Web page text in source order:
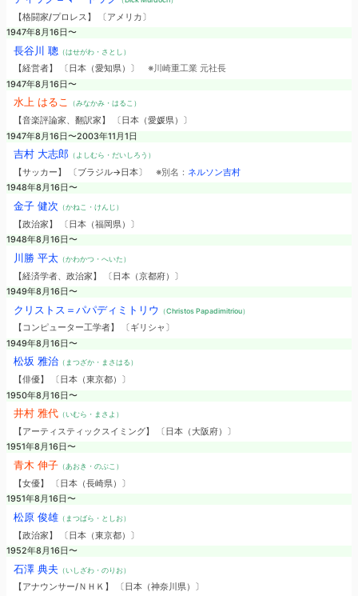
【格闘家/プロレス】 〔アメリカ〕
1947年8月16日〜
長谷川 聰 （はせがわ・さとし）
【経営者】 〔日本（愛知県）〕 ※川崎重工業 元社長
1947年8月16日〜
水上 はるこ （みなかみ・はるこ）
【音楽評論家、翻訳家】 〔日本（愛媛県）〕
1947年8月16日〜2003年11月1日
吉村 大志郎（よしむら・だいしろう）
【サッカー】 〔ブラジル→日本〕 ※別名： ネルソン吉村
1948年8月16日〜
金子 健次 （かねこ・けんじ）
【政治家】 〔日本（福岡県）〕
1948年8月16日〜
川勝 平太（かわかつ・へいた）
【経済学者、政治家】 〔日本（京都府）〕
1949年8月16日〜
クリストス＝パパディミトリウ （Christos Papadimitriou）
【コンピューター工学者】 〔ギリシャ〕
1949年8月16日〜
松坂 雅治（まつざか・まさはる）
【俳優】 〔日本（東京都）〕
1950年8月16日〜
井村 雅代（いむら・まさよ）
【アーティスティックスイミング】 〔日本（大阪府）〕
1951年8月16日〜
青木 伸子（あおき・のぶこ）
【女優】 〔日本（長崎県）〕
1951年8月16日〜
松原 俊雄（まつばら・としお）
【政治家】 〔日本（東京都）〕
1952年8月16日〜
石澤 典夫 （いしざわ・のりお）
【アナウンサー/ＮＨＫ】 〔日本（神奈川県）〕